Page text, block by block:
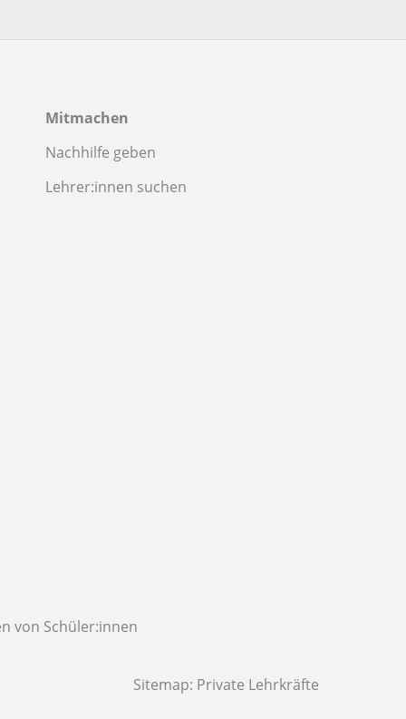
Mitmachen
Nachhilfe geben
Lehrer:innen suchen
von Schüler:innen
Sitemap: Private Lehrkräfte